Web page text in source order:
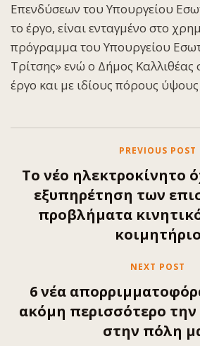
Επενδύσεων του Υπουργείου
το έργο, είναι ενταγμένο στο
πρόγραμμα του Υπουργείου
Τρίτσης» ενώ ο Δήμος Καλλιθέας
έργο και με ιδίους πόρους
PREVIOUS POST
To νέο ηλεκτροκίνητο
εξυπηρέτηση των
προβλήματα
κοιμητήριο
NEXT POST
6 νέα
ακόμη περισσότερο
στην πόλη